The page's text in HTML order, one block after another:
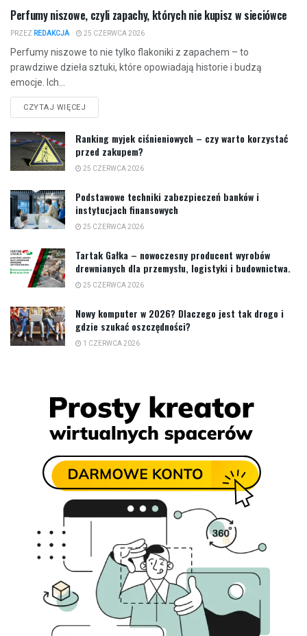
Perfumy niszowe, czyli zapachy, których nie kupisz w sieciówce
PRZEZ REDAKCJA 25 CZERWCA 2026
Perfumy niszowe to nie tylko flakoniki z zapachem – to
prawdziwe dzieła sztuki, które opowiadają historie i budzą
emocje. Ich...
CZYTAJ WIĘCEJ
Ranking myjek ciśnieniowych – czy warto korzystać
przed zakupem?
25 CZERWCA 2026
Podstawowe techniki zabezpieczeń banków i
instytucjach finansowych
25 CZERWCA 2026
Tartak Gałka – nowoczesny producent wyrobów
drewnianych dla przemysłu, logistyki i budownictwa.
25 CZERWCA 2026
Nowy komputer w 2026? Dlaczego jest tak drogo i
gdzie szukać oszczędności?
1 CZERWCA 2026